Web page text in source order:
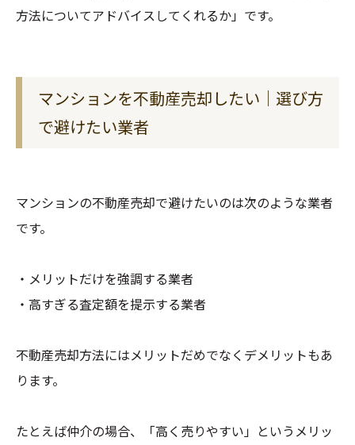
方法についてアドバイスしてくれるか」です。
マンションを不動産売却したい｜選び方
で避けたい業者
マンションの不動産売却で避けたいのは次のような業者
です。
・メリットだけを強調する業者
・高すぎる査定額を提示する業者
不動産売却方法にはメリットだめでなくデメリットもあ
ります。
たとえば仲介の場合、「高く売りやすい」というメリッ